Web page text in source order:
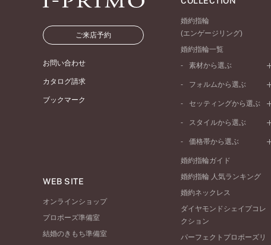
ご来店予約
お問い合わせ
カタログ請求
ブックマーク
WEB SITE
オンラインショップ
プロポーズ準備室
結婚のきもち準備室
婚約指輪
(エンゲージリング)
婚約指輪一覧
素材から選ぶ
プラチナ
ピンクゴールド
ペールブラウンゴールド
フォルムから選ぶ
ストレートライン
V字ライン
セッティングから選ぶ
ソリテール
ダブルサイドメレ
ラインメレ
スタイルから選ぶ
シンプル
モード
エレガント
ゴージャス
価格帯から選ぶ
50万円台～
20万円台～
10万円台～
婚約指輪ガイド
婚約指輪 人気ランキング
婚約ネックレス
ダイヤモンドシェイプコレ
クション
パーフェクトプロポーズリ